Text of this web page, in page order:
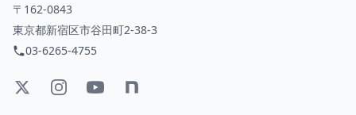
〒162-0843
東京都新宿区市谷田町2-38-3
03-6265-4755